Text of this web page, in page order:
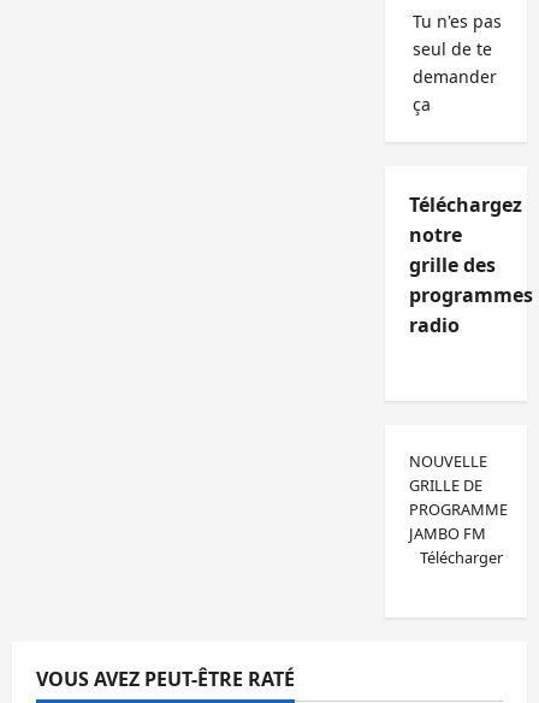
Tu n'es pas
seul de te
demander
ça
Téléchargez
notre
grille des
programmes
radio
NOUVELLE
GRILLE DE
PROGRAMME
JAMBO FM
Télécharger
VOUS AVEZ PEUT-ÊTRE RATÉ